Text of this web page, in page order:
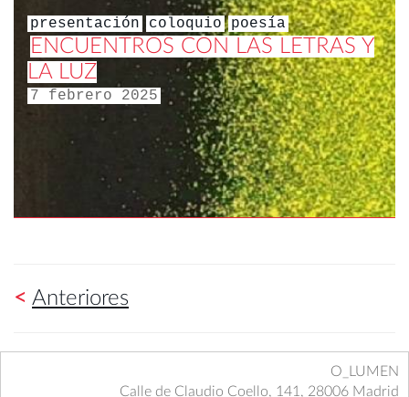
presentación coloquio poesía
ENCUENTROS CON LAS LETRAS Y
LA LUZ
7 febrero 2025
< Anteriores
O_LUMEN
Calle de Claudio Coello, 141, 28006 Madrid